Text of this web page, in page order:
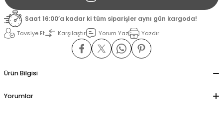
Saat 16:00’a kadar ki tüm siparişler aynı gün kargoda!
Tavsiye Et
Karşılaştır Yorum Yaz Yazdır
Ürün Bilgisi
Yorumlar